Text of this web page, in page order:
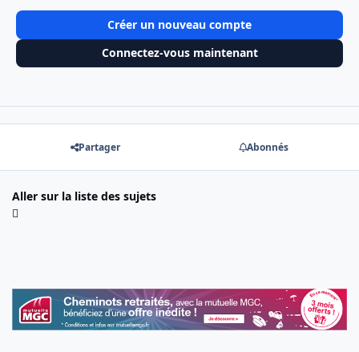
Créer un nouveau compte
Connectez-vous maintenant
Partager Abonnés
Aller sur la liste des sujets